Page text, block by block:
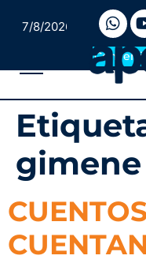
7/8/2026